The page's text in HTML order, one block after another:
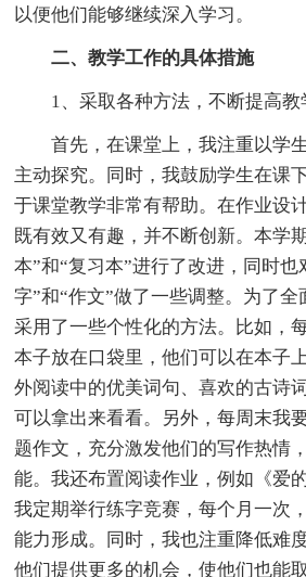
以便他们能够继续深入学习。
二、教学工作的具体措施
1、采取各种方法，不断提高教
首先，在课堂上，我注重以学
主动探究。同时，我鼓励学生在课
于课堂教学非常有帮助。在作业设
既有效又有趣，并不断创新。本学
本”和“复习本”进行了改进，同时也
字”和“作文”做了一些调整。为了
采用了一些个性化的方法。比如，
本子放在口袋里，他们可以在本子
外阅读中的优美词句、喜欢的古诗
可以拿出来看看。另外，每周末我
题作文，充分激发他们的写作热情
能。我还布置阅读作业，例如《爱
我定期举行练字竞赛，每个月一次
能力形成。同时，我也注重降低难
他们提供更多的机会，使他们也能